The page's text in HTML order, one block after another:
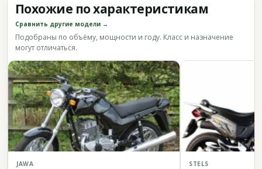
Похожие по характеристикам
Сравнить другие модели →
Подобраны по объёму, мощности и году. Класс и назначение
могут отличаться.
JAWA STELS